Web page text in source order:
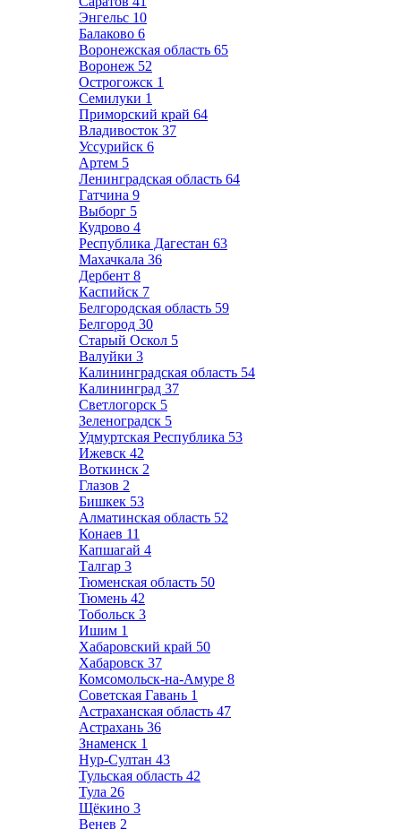
Энгельс 10
Балаково 6
Воронежская область 65
Воронеж 52
Острогожск 1
Семилуки 1
Приморский край 64
Владивосток 37
Уссурийск 6
Артем 5
Ленинградская область 64
Гатчина 9
Выборг 5
Кудрово 4
Республика Дагестан 63
Махачкала 36
Дербент 8
Каспийск 7
Белгородская область 59
Белгород 30
Старый Оскол 5
Валуйки 3
Калининградская область 54
Калининград 37
Светлогорск 5
Зеленоградск 5
Удмуртская Республика 53
Ижевск 42
Воткинск 2
Глазов 2
Бишкек 53
Алматинская область 52
Конаев 11
Капшагай 4
Талгар 3
Тюменская область 50
Тюмень 42
Тобольск 3
Ишим 1
Хабаровский край 50
Хабаровск 37
Комсомольск-на-Амуре 8
Советская Гавань 1
Астраханская область 47
Астрахань 36
Знаменск 1
Нур-Султан 43
Тульская область 42
Тула 26
Щёкино 3
Венев 2